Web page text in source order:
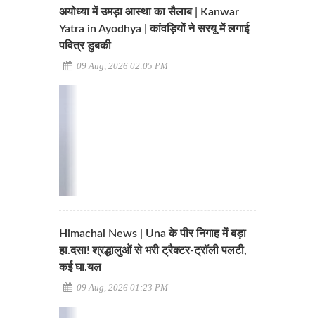
अयोध्या में उमड़ा आस्था का सैलाब | Kanwar
Yatra in Ayodhya | कांवड़ियों ने सरयू में लगाई
पवित्र डुबकी
09 Aug, 2026 02:05 PM
Himachal News | Una के पीर निगाह में बड़ा
हा.दसा! श्रद्धालुओं से भरी ट्रैक्टर-ट्रॉली पलटी,
कई घा.यल
09 Aug, 2026 01:23 PM